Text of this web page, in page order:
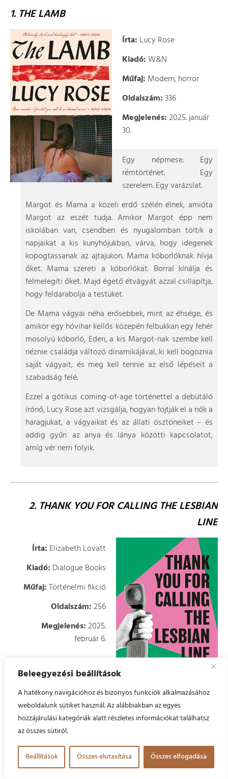
Beleegyezési beállítások
A hatékony navigációhoz és bizonyos funkciók alkalmazásához
weboldalunk sütiket használ. Az alábbiakban az egyes
hozzájárulási kategóriák alatt részletes információkat találhatsz
az összes sütiról.
Beállítások Összes elutasítása Összes elfogadása
1. THE LAMB
Írta: Lucy Rose
Kiadó:W&N
Műfaj: Modern, horror
Oldalszám:336
Megjelenés:2025. január
30.
Egy népmese. Egy
rémtörténet. Egy
szerelem. Egy varázslat.
Margot és Mama a közeli erdő szélén élnek, amióta
Margot az eszét tudja. Amikor Margot épp nem
iskolában van, csendben és nyugalomban töltik a
napjaikat a kis kunyhójukban, várva, hogy idegenek
kopogtassanak az ajtajukon. Mama kóborlóknak hívja
őket. Mama szereti a kóborlókat. Borral kínálja és
felmelegíti őket. Majd égető étvágyát azzal csillapítja,
hogy feldarabolja a testüket.
De Mama vágyai néha erősebbek, mint az éhsége, és
amikor egy hóvihar kellős közepén felbukkan egy fehér
mosolyú kóborló, Eden, a kis Margot-nak szembe kell
néznie családja változó dinamikájával, ki kell bogoznia
saját vágyait, és meg kell tennie az első lépéseit a
szabadság felé.
Ezzel a gótikus coming-of-age történettel a debütáló
írónő, Lucy Rose azt vizsgálja, hogyan fojtják el a nők a
haragjukat, a vágyaikat és az állati ösztöneiket – és
addig gyűri az anya és lánya közötti kapcsolatot,
amíg vér nem folyik.
2. THANK YOU FOR CALLING THE LESBIAN
LINE
Írta: Elizabeth Lovatt
Kiadó: Dialogue Books
Műfaj:Történelmi fikció
Oldalszám:256
Megjelenés:2025.
február 6.
Elizabeth Lovatt
melegséggel és humorral
értelmezi újra azokat a
nőket, akik az 1990-es években a Lesbian Line
telefonos szolgálatnál önkénteskedtek, vagy akár csak
felhívták a számot, miközben saját életét is
végigköveti – a véletlen coming outtól kezdve a
katasztrofális randikon át a választott családja
megtalálásáig.